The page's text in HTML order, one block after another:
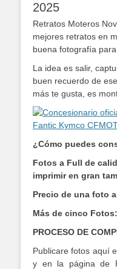
2025
Retratos Moteros
mejores retratos en
buena fotografía
La idea es salir,
buen recuerdo de
más te gusta, es
¿Cómo puedes
Fotos a Full de
imprimir en gran
Precio de una foto
Más de cinco
PROCESO DE
Publicare fotos aquí
y en la página de